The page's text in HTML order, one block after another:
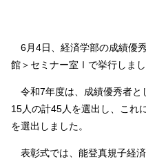
6月4日、経済学部の成績優
館＞セミナー室Ⅰで挙行しまし
令和7年度は、成績優秀者と
15人の計45人を選出し、これ
を選出しました。
表彰式では、能登真規子経